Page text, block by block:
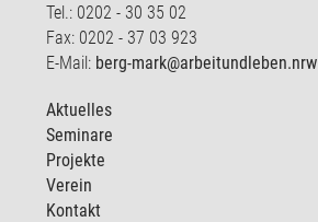
Tel.: 0202 - 30 35 02
Fax: 0202 - 37 03 923
E-Mail: berg-mark@arbeitundleben.nrw
Aktuelles
Seminare
Projekte
Verein
Kontakt